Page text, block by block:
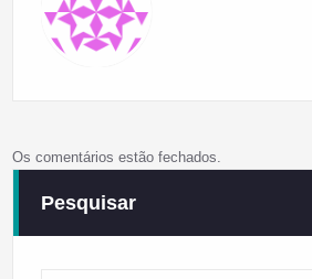
Os comentários estão fechados.
Pesquisar